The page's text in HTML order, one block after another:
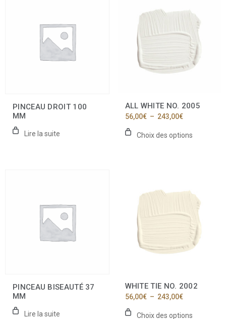
PINCEAU DROIT 100
MM
Lire la suite
ALL WHITE NO. 2005
56,00€ – 243,00€Plage
prix :
56,00€
Choix des options
variations.
options
peuvent
page
produit
PINCEAU BISEAUTÉ 37
MM
Lire la suite
WHITE TIE NO. 2002
56,00€ – 243,00€Plage
prix :
Choix des options
variations.
options
peuvent
page
produit